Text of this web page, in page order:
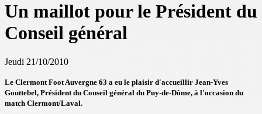
Un maillot pour le Président du
Conseil général
Jeudi 21/10/2010
Le Clermont Foot Auvergne 63 a eu le plaisir d'accueillir Jean-Yves
Gouttebel, Président du Conseil général du Puy-de-Dôme, à l'occasion du
match Clermont/Laval.